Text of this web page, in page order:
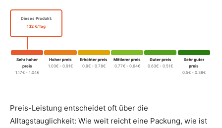
Dieses Produkt:
1.12 €/Tag
Sehr hoher
preis
1.17€ - 1.04€
Hoher preis
1.03€ - 0.91€
Erhöhter preis
0.9€ - 0.78€
Mittlerer preis
0.77€ - 0.64€
Guter preis
0.63€ - 0.51€
Sehr guter
preis
0.5€ - 0.38€
Preis-Leistung entscheidet oft über die
Alltagstauglichkeit: Wie weit reicht eine Packung, wie ist